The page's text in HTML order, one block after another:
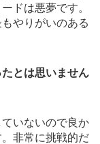
ドは悪夢です。
やりがいのある
たとは思いません
いないので良か
非常に挑戦的だ